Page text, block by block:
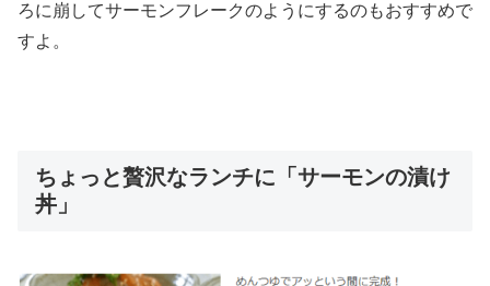
ろに崩してサーモンフレークのようにするのもおすすめで
すよ。
ちょっと贅沢なランチに「サーモンの漬け
丼」